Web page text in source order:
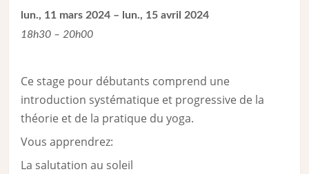
lun., 11 mars 2024 – lun., 15 avril 2024
18h30 – 20h00
Ce stage pour débutants comprend une
introduction systématique et progressive de la
théorie et de la pratique du yoga.
Vous apprendrez:
La salutation au soleil